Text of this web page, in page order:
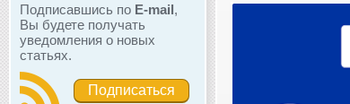
Подписавшись по E-mail,
Вы будете получать
уведомления о новых
статьях.
Подписаться